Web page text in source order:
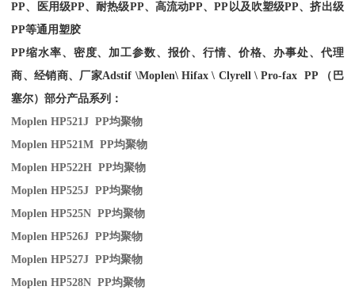
PP、医用级PP、耐热级PP、高流动PP、PP以及吹塑级PP、挤出级
PP等通用塑胶
PP缩水率、密度、加工参数、报价、行情、价格、办事处、代理
商、经销商、厂家Adstif \Moplen\ Hifax \ Clyrell \ Pro-fax PP （巴
塞尔）部分产品系列：
Moplen HP521J PP均聚物
Moplen HP521M PP均聚物
Moplen HP522H PP均聚物
Moplen HP525J PP均聚物
Moplen HP525N PP均聚物
Moplen HP526J PP均聚物
Moplen HP527J PP均聚物
Moplen HP528N PP均聚物